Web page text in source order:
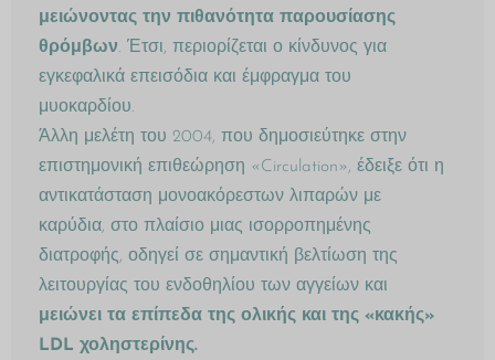
μειώνοντας την πιθανότητα παρουσίασης
θρόμβων. Έτσι, περιορίζεται ο κίνδυνος για
εγκεφαλικά επεισόδια και έμφραγμα του
μυοκαρδίου.
Άλλη μελέτη του 2004, που δημοσιεύτηκε στην
επιστημονική επιθεώρηση «Circulation», έδειξε ότι η
αντικατάσταση μονοακόρεστων λιπαρών με
καρύδια, στο πλαίσιο μιας ισορροπημένης
διατροφής, οδηγεί σε σημαντική βελτίωση της
λειτουργίας του ενδοθηλίου των αγγείων και
μειώνει τα επίπεδα της ολικής και της «κακής»
LDL χοληστερίνης.